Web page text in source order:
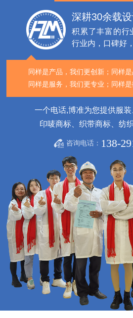
深耕30余载
积累了丰富的行
行业内，口碑好
同样是产品，我们更创新； 同样
同样是服务，我们更专业； 同样
一个电话,博准为您提供服
印唛商标、织带商标、纺
咨询电话： 138-